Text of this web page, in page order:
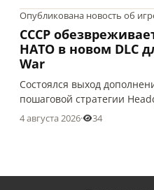
Опубликована новость об
СССР
НАТО в новом DLC
War
Состоялся выход
пошаговой стратегии
4 августа 2026· 34